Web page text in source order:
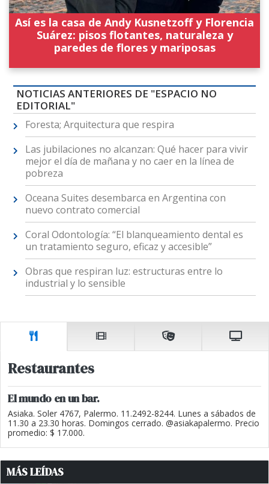
Así es la casa de Andy Kusnetzoff y Florencia
Suárez: pisos flotantes, naturaleza y
paredes de flores y mariposas
NOTICIAS ANTERIORES DE "ESPACIO NO
EDITORIAL"
Foresta; Arquitectura que respira
Las jubilaciones no alcanzan: Qué hacer para vivir
mejor el día de mañana y no caer en la línea de
pobreza
Oceana Suites desembarca en Argentina con
nuevo contrato comercial
Coral Odontología: “El blanqueamiento dental es
un tratamiento seguro, eficaz y accesible”
Obras que respiran luz: estructuras entre lo
industrial y lo sensible
Restaurantes
El mundo en un bar.
Asiaka. Soler 4767, Palermo. 11.2492-8244. Lunes a sábados de
11.30 a 23.30 horas. Domingos cerrado. @asiakapalermo. Precio
promedio: $ 17.000.
MÁS LEÍDAS